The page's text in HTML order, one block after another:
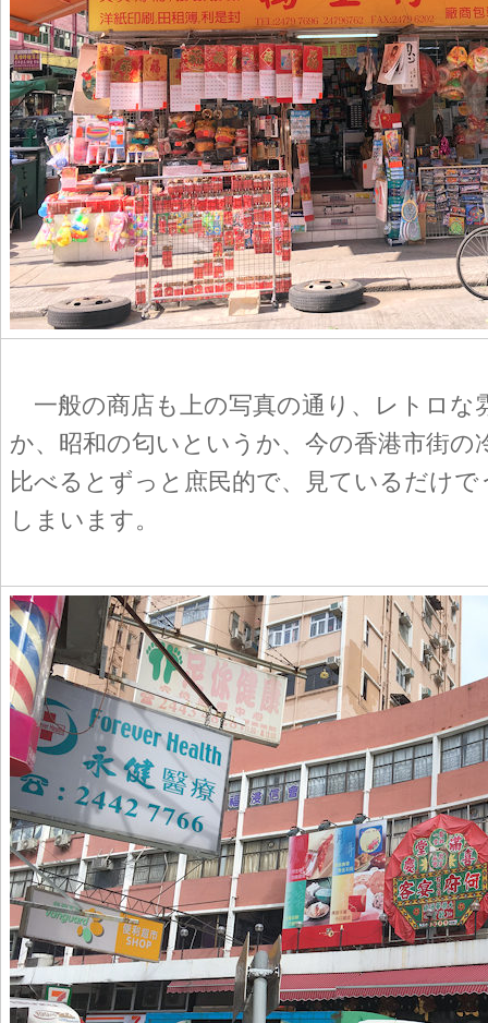
一般の商店も上の写真の通り、レトロな
か、昭和の匂いというか、今の香港市街の
比べるとずっと庶民的で、見ているだけ
しまいます。